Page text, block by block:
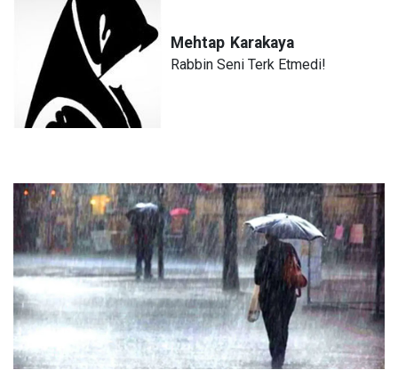
Mehtap Karakaya
Rabbin Seni Terk Etmedi!